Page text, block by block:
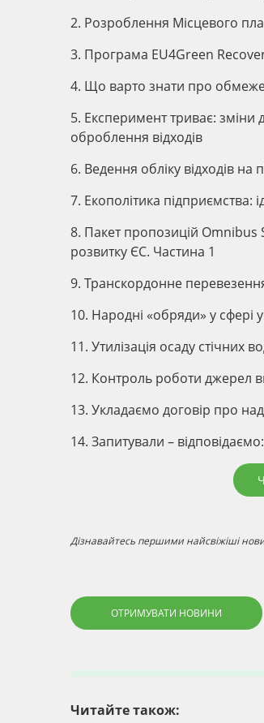
2. Розроблення Місцевого
3. Програма EU4Green
4. Що варто знати про
5. Експеримент триває:
оброблення відходів
6. Ведення обліку відходів на
7. Екополітика підприємства:
8. Пакет пропозицій Omnibus
розвитку ЄС. Частина 1
9. Транскордонне
10. Народні «обряди» у сфері
11. Утилізація осаду
12. Контроль роботи джерел
13. Укладаємо договір про
14. Запитували –
Дізнавайтесь першими найсвіжіші
ОТРИМУВАТИ НОВИНИ
Читайте також: